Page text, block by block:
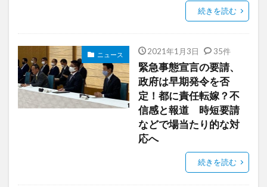
続きを読む
ニュース 2021年1月3日 35件
緊急事態宣言の要請、
政府は早期発令を否
定！都に責任転嫁？不
信感と報道 時短要請
などで場当たり的な対
応へ
続きを読む